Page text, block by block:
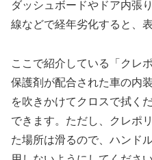
ダッシュボードやドア内張
線などで経年劣化すると、
ここで紹介している「クレ
保護剤が配合された車の内
を吹きかけてクロスで拭く
できます。ただし、クレポ
た場所は滑るので、ハンド